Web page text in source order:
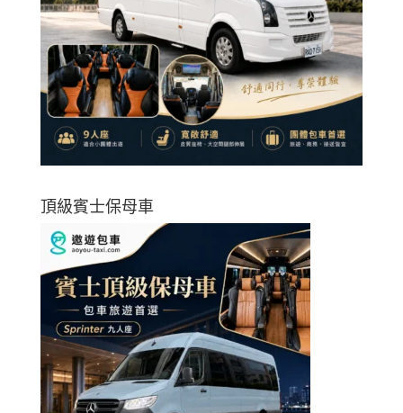
頂級賓士保母車